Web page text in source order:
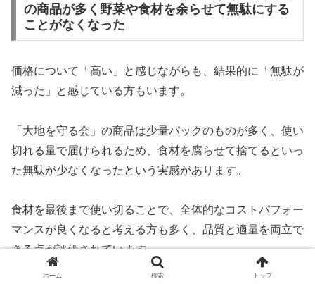
の商品が多く野菜や食材を余らせて無駄にする
ことがなくなった
価格について「高い」と感じながらも、結果的に「無駄が
減った」と感じている方もいます。
「大地を守る会」の商品は少量パックのものが多く、使い
切れる量で届けられるため、食材を腐らせて捨てるといっ
た無駄が少なくなったという実感があります。
食材を最後まで使い切ることで、全体的なコストパフォー
マンスが良くなると考える方も多く、品質と適量を両立で
きる点が評価されています。
ホーム 検索 トップ